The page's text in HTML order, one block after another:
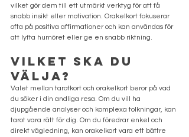
vilket gör dem till ett utmärkt verktyg för att få
snabb insikt eller motivation. Orakelkort fokuserar
ofta på positiva affirmationer och kan användas för
att lyfta humöret eller ge en snabb riktning.
Vilket ska du
välja?
Valet mellan tarotkort och orakelkort beror på vad
du söker i din andliga resa. Om du vill ha
djupgående analyser och komplexa tolkningar, kan
tarot vara rätt för dig. Om du föredrar enkel och
direkt vägledning, kan orakelkort vara ett bättre